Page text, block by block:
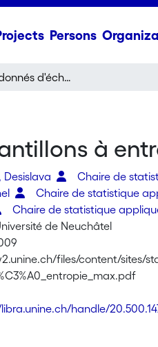
Persons
Tirages coordonnés d'échantillons à entropie maximale
à
Desislava
Chaire de
Chaire de statistique
Chaire de statistique
de Neuchâtel
files/content/sites/
handle/